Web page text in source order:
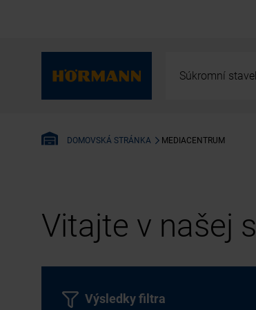
Súkromní
DOMOVSKÁ STRÁNKA MEDIACENTRUM
Vitajte v našej
Výsledky filtra